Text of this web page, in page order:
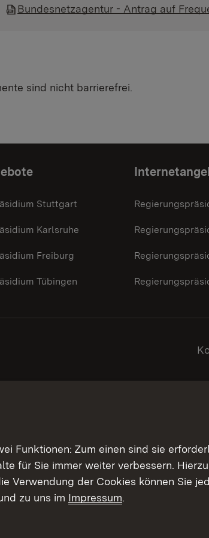
Bundesnetzagentur - Antrag auf
sind nicht barrierefrei.
Stuttgart
Karlsruhe
Freiburg
Tübingen
Funktionen: Zum einen sind sie
für Sie immer weiter verbessern.
Verwendung der Cookies können Sie
zu uns im Impressum.